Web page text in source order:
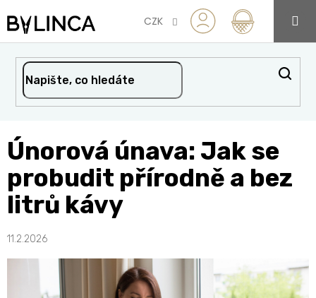
na
obsah
CZK
Únorová únava: Jak se
probudit přírodně a bez
litrů kávy
11.2.2026